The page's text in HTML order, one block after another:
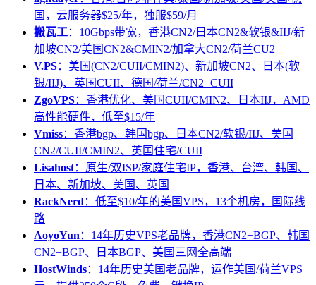
国，云服务器$25/年，独服$59/月
搬瓦工：10Gbps带宽，香港CN2/日本CN2&软银&IIJ/新
加坡CN2/美国CN2&CMIN2/加拿大CN2/荷兰CU2
V.PS：美国(CN2/CUII/CMIN2)、新加坡CN2、日本(软
银/IIJ)、英国CUII、德国/荷兰/CN2+CUII
ZgoVPS：香港优化、美国CUII/CMIN2、日本IIJ，AMD
高性能硬件，低至$15/年
Vmiss：香港bgp、韩国bgp、日本CN2/软银/IIJ、美国
CN2/CUII/CMIN2、英国住宅/CUII
Lisahost：原生/双ISP/家庭住宅IP，香港、台湾、韩国、
日本、新加坡、美国、英国
RackNerd ：低至$10/年的美国VPS，13个机房，国际线
路
AoyoYun ：14年历史VPS老品牌，香港CN2+BGP、韩国
CN2+BGP、日本BGP、美国三网全高端
HostWinds：14年历史美国老品牌，运作美国/荷兰VPS